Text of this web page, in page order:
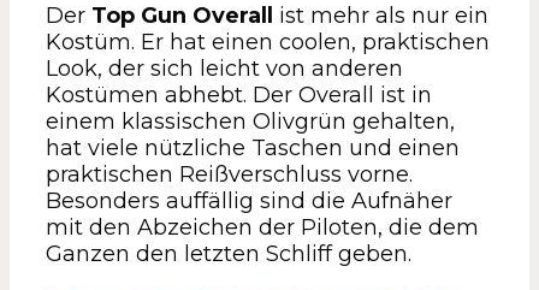
Der Top Gun Overall ist mehr als nur ein
Kostüm. Er hat einen coolen, praktischen
Look, der sich leicht von anderen
Kostümen abhebt. Der Overall ist in
einem klassischen Olivgrün gehalten,
hat viele nützliche Taschen und einen
praktischen Reißverschluss vorne.
Besonders auffällig sind die Aufnäher
mit den Abzeichen der Piloten, die dem
Ganzen den letzten Schliff geben.